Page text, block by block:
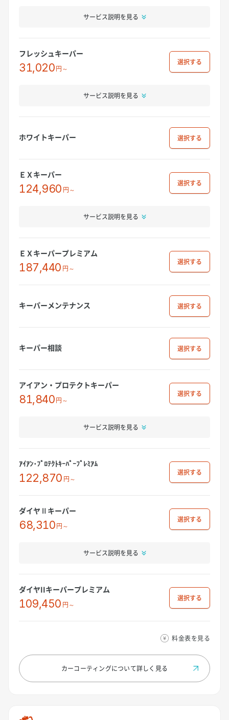
サービス説明を見る
フレッシュキーパー
31,020円～
選択
サービス説明を見る
ホワイトキーパー 選択
ＥＸキーパー
124,960 円～
選択
サービス説明を見る
ＥＸキーパープレミアム
187,440 円～
選択
キーパーメンテナンス 選択
キーパー相談 選択
アイアン・プロテクトキーパー
81,840円～
選択
サービス説明を見る
ｱｲｱﾝ･ﾌﾟﾛﾃｸﾄｷｰﾊﾟｰﾌﾟﾚﾐｱﾑ
122,870 円～
選択
ダイヤⅡキーパー
68,310円～
選択
サービス説明を見る
ダイヤIIキーパープレミアム
109,450 円～
選択
料金表を見る
カーコーティングについて詳しく見る